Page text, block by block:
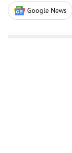
Google News